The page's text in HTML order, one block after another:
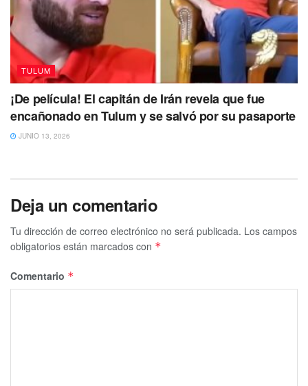
TULUM
¡De película! El capitán de Irán revela que fue
encañonado en Tulum y se salvó por su pasaporte
JUNIO 13, 2026
Deja un comentario
Tu dirección de correo electrónico no será publicada. Los campos
obligatorios están marcados con *
Comentario *